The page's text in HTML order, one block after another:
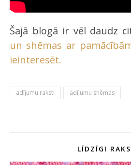
Šajā blogā ir vēl daudz
un shēmas ar
ieinteresēt.
adījumu raksti adījumu shēmas
LĪDZĪGI